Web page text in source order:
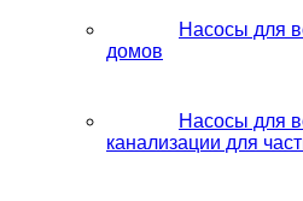
Насосы для
домов
Насосы для
канализации для